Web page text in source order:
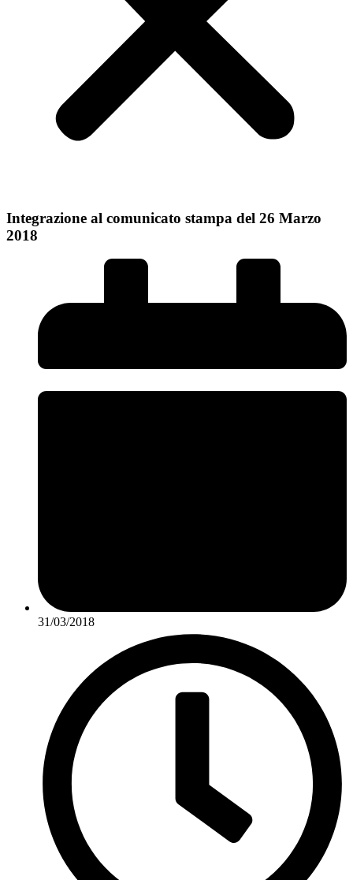
Integrazione al comunicato stampa del 26 Marzo
2018
31/03/2018